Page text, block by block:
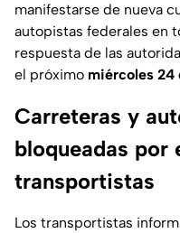
manifestarse de nueva
autopistas federales en
respuesta de las
el próximo miércoles 24
Carreteras y
bloqueadas por
transportistas
Los transportistas